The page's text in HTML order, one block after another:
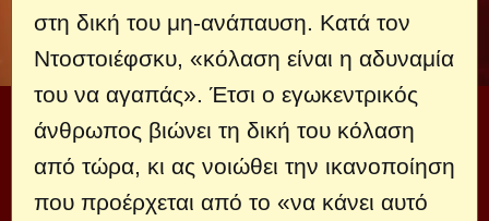
στη δική του μη-ανάπαυση. Κατά τον
Ντοστοιέφσκυ, «κόλαση είναι η αδυναμία
του να αγαπάς». Έτσι ο εγωκεντρικός
άνθρωπος βιώνει τη δική του κόλαση
από τώρα, κι ας νοιώθει την ικανοποίηση
που προέρχεται από το «να κάνει αυτό